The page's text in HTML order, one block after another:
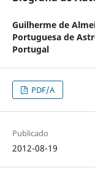
Guilherme de
Portuguesa de
Portugal
PDF/A
Publicado
2012-08-19